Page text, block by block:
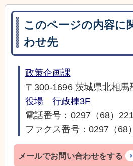
このページの内容に
わせ先
政策企画課
〒300-1696 茨城県北相馬
役場 行政棟3F
電話番号：0297（68）
ファクス番号：0297（68
メールでお問い合わせをする